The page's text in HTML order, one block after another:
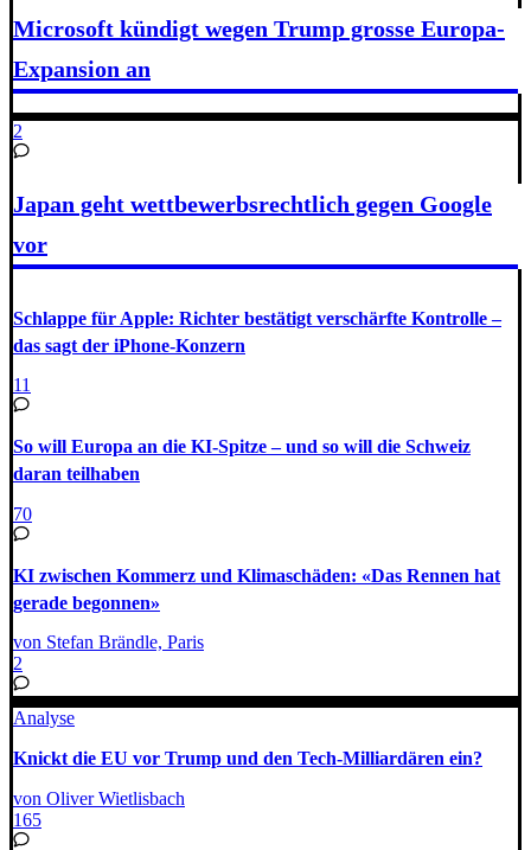
Microsoft kündigt wegen Trump grosse Europa-
Expansion an
2
Japan geht wettbewerbsrechtlich gegen Google
vor
Schlappe für Apple: Richter bestätigt verschärfte Kontrolle –
das sagt der iPhone-Konzern
11
So will Europa an die KI-Spitze – und so will die Schweiz
daran teilhaben
70
KI zwischen Kommerz und Klimaschäden: «Das Rennen hat
gerade begonnen»
von Stefan Brändle, Paris
2
Analyse
Knickt die EU vor Trump und den Tech-Milliardären ein?
von Oliver Wietlisbach
165